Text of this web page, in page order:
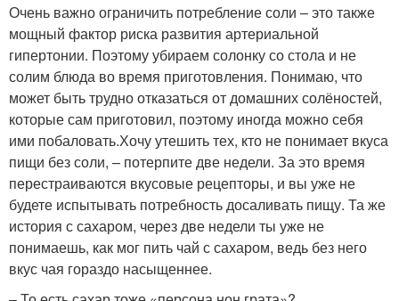
Очень важно ограничить потребление соли – это также
мощный фактор риска развития артериальной
гипертонии. Поэтому убираем солонку со стола и не
солим блюда во время приготовления. Понимаю, что
может быть трудно отказаться от домашних солёностей,
которые сам приготовил, поэтому иногда можно себя
ими побаловать.Хочу утешить тех, кто не понимает вкуса
пищи без соли, – потерпите две недели. За это время
перестраиваются вкусовые рецепторы, и вы уже не
будете испытывать потребность досаливать пищу. Та же
история с сахаром, через две недели ты уже не
понимаешь, как мог пить чай с сахаром, ведь без него
вкус чая гораздо насыщеннее.